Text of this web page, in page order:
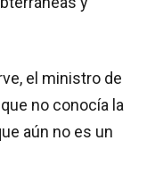
el ministro de
no conocía la
aún no es un